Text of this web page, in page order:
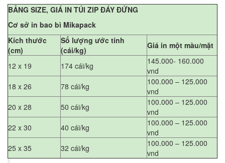
BẢNG SIZE, GIÁ IN TÚI ZIP ĐÁY ĐỨNG
Cơ sở in bao bì Mikapack
Kích thước
(cm)
Số lượng ước tính
(cái/kg)
Giá in một màu/mặt
12 x 19 174 cái/kg
145.000- 160.000
vnd
18 x 26
78 cái/kg
100.000 – 125.000
vnd
20 x 28
50 cái/kg
100.000 – 125.000
vnd
22 x 30
40 cái/kg
100.000 – 125.000
vnd
25 x 35
32 cái/kg
100.000 – 125.000
vnd